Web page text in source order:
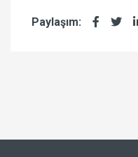
Paylaşım: